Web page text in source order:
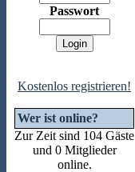
Passwort
Kostenlos registrieren!
Wer ist online?
Zur Zeit sind 104 Gäste
und 0 Mitglieder
online.